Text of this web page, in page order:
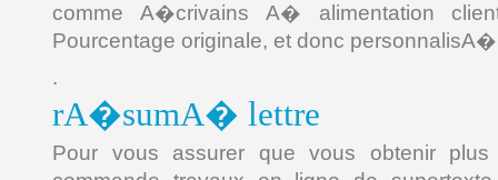
comme A�crivains A� alimentation
Pourcentage originale, et donc
.
rA�sumA� lettre
Pour vous assurer que vous obtenir